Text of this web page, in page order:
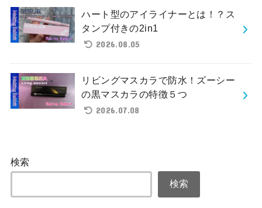
ハート型のアイライナーとは！？ス
タンプ付きの2in1
2026.08.05
リビングマスカラで防水！ズーシー
の黒マスカラの特徴５つ
2026.07.08
検索
検索